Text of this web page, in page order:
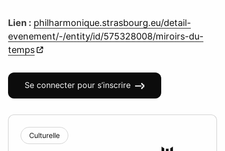
Lien : philharmonique.strasbourg.eu/detail-
evenement/-/entity/id/575328008/miroirs-du-
temps
Se connecter pour s’inscrire
Culturelle